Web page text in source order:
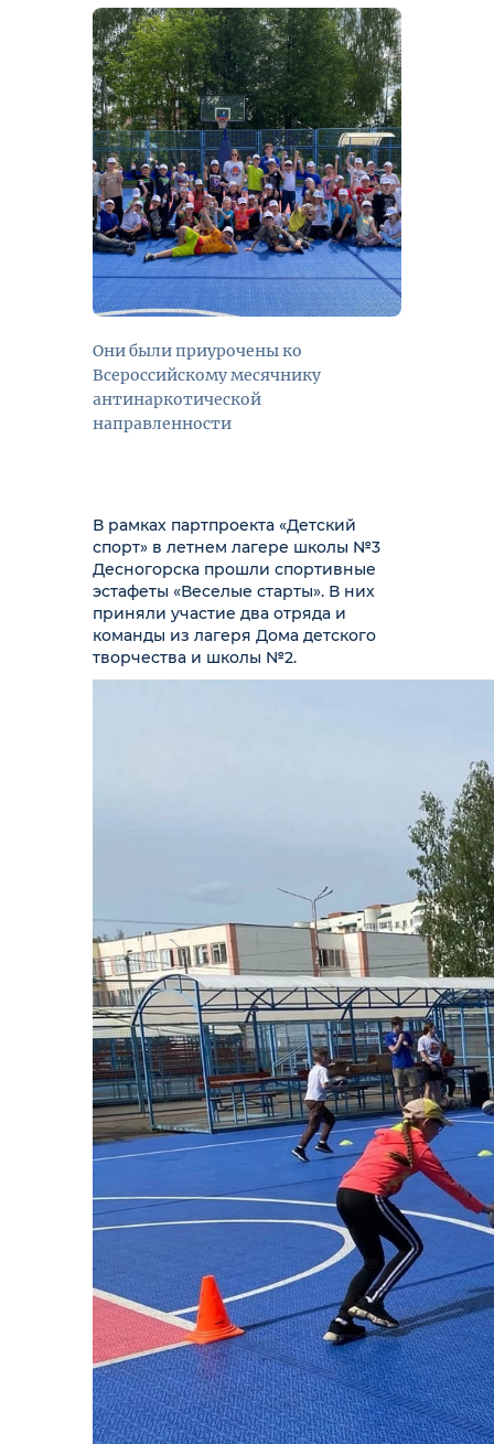
Они были приурочены ко
Всероссийскому месячнику
антинаркотической
направленности
В рамках партпроекта «Детский
спорт» в летнем лагере школы №3
Десногорска прошли спортивные
эстафеты «Веселые старты». В них
приняли участие два отряда и
команды из лагеря Дома детского
творчества и школы №2.